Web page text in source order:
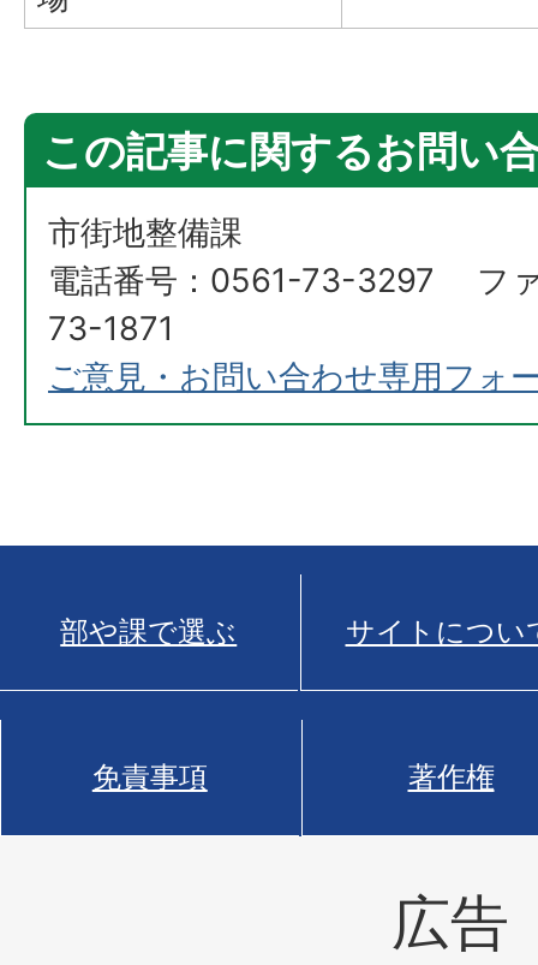
この記事に関するお問い
市街地整備課
電話番号：0561-73-3297 フ
73-1871
ご意見・お問い合わせ専用フォ
部や課で選ぶ サイトについ
免責事項 著作権
広告